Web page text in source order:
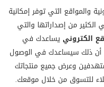
والمواقع التي توفر إمكانية
الكثير من إصداراتها والتي
الكتروني يساعدك في
أن ذلك سيساعدك في الوصول
وعرض جميع منتجاتك
للتسوق من خلال موقعك.